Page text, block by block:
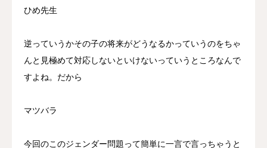
ひめ先生
逆っていうかその子の将来がどうなるかっていうのをちゃ
んと見極めて対応しないといけないっていうところなんで
すよね。だから
マツバラ
今回のこのジェンダー問題って簡単に一言で言っちゃうと